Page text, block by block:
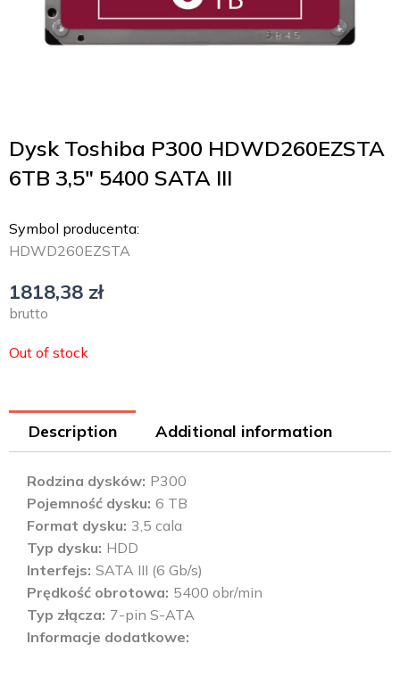
Dysk Toshiba P300 HDWD260EZSTA
6TB 3,5″ 5400 SATA III
Symbol producenta:
HDWD260EZSTA
1818,38 zł
brutto
Out of stock
Description Additional information
Rodzina dysków P300
Pojemność dysku 6 TB
Format dysku 3,5 cala
Typ dysku HDD
Interfejs SATA III (6 Gb/s)
Prędkość obrotowa 5400 obr/min
Typ złącza 7-pin S-ATA
Informacje dodatkowe